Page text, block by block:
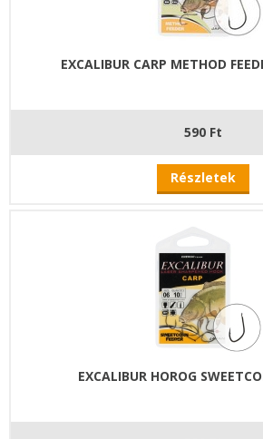
EXCALIBUR CARP METHOD
590 Ft
Részletek
EXCALIBUR HOROG